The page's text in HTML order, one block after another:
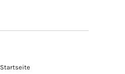
Startseite